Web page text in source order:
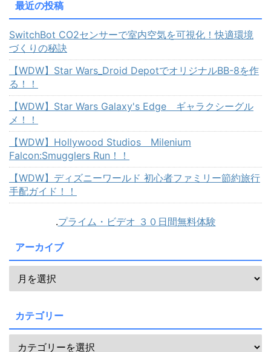
最近の投稿
SwitchBot CO2センサーで室内空気を可視化！快適環境
づくりの秘訣
【WDW】Star Wars_Droid DepotでオリジナルBB-8を作
る！！
【WDW】Star Wars Galaxy's Edge ギャラクシーグル
メ！！
【WDW】Hollywood Studios Milenium
Falcon:Smugglers Run！！
【WDW】ディズニーワールド 初心者ファミリー節約旅行
手配ガイド！！
.プライム・ビデオ ３０日間無料体験
アーカイブ
カテゴリー